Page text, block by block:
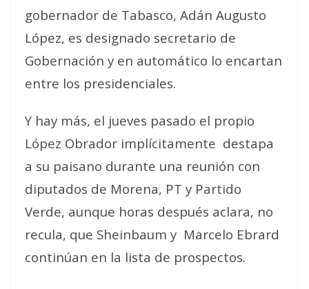
gobernador de Tabasco, Adán Augusto
López, es designado secretario de
Gobernación y en automático lo encartan
entre los presidenciales.
Y hay más, el jueves pasado el propio
López Obrador implícitamente destapa
a su paisano durante una reunión con
diputados de Morena, PT y Partido
Verde, aunque horas después aclara, no
recula, que Sheinbaum y Marcelo Ebrard
continúan en la lista de prospectos.